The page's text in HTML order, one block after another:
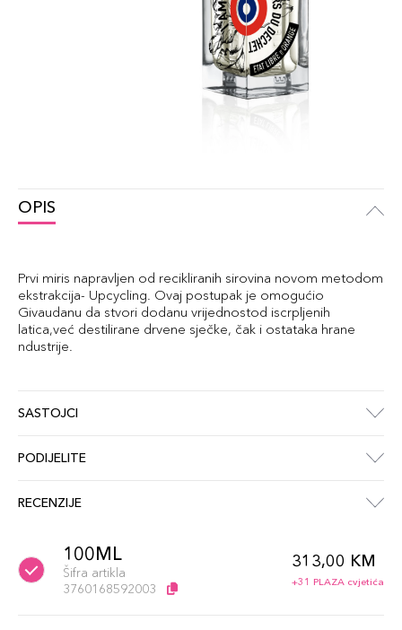
OPIS
Prvi miris napravljen od recikliranih sirovina novom metodom
ekstrakcija- Upcycling. Ovaj postupak je omogućio
Givaudanu da stvori dodanu vrijednostod iscrpljenih
latica,već destilirane drvene sječke, čak i ostataka hrane
ndustrije.
SASTOJCI
PODIJELITE
RECENZIJE
100ML
Šifra artikla
3760168592003
313,00 KM
+31 PLAZA cvjetića